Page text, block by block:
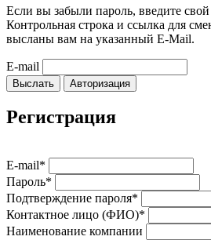
Если вы забыли пароль, введите
Контрольная строка и ссылка для
высланы вам на указанный E-Mail.
E-mail
Выслать Авторизация
Регистрация
E-mail*
Пароль*
Подтверждение пароля*
Контактное лицо (ФИО)*
Наименование компании